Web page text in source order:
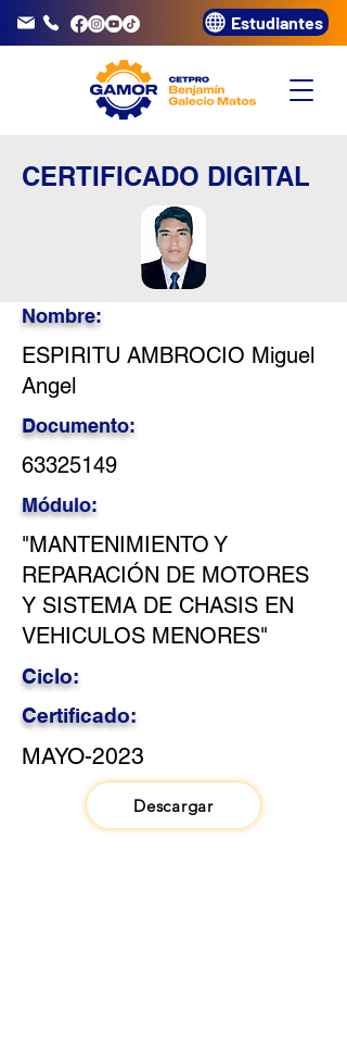
3320072 Estudiantes
CERTIFICADO DIGITAL
Nombre:
ESPIRITU AMBROCIO Miguel
Angel
Documento:
63325149
Módulo:
"MANTENIMIENTO Y
REPARACIÓN DE MOTORES
Y SISTEMA DE CHASIS EN
VEHICULOS MENORES"
Ciclo:
Certificado:
MAYO-2023
Descargar